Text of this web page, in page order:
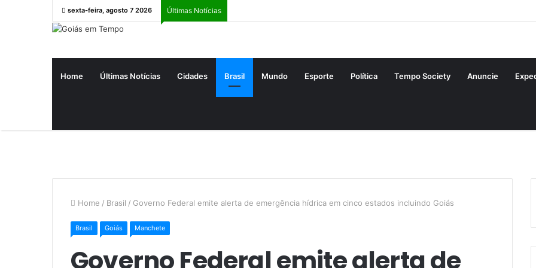
sexta-feira, agosto 7 2026 Últimas Notícias
Home Últimas Notícias Cidades Brasil Mundo Esporte Política Tempo Society Anuncie
Home / Brasil / Governo Federal emite alerta de emergência hídrica em cinco estados incluindo Goiás
Brasil Goiás Manchete
Governo Federal emite alerta de